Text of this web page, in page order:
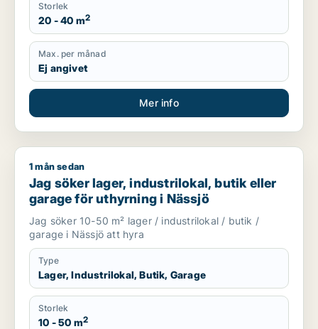
Storlek
20 - 40 m2
Max. per månad
Ej angivet
Mer info
Jag söker lager, industrilokal, butik eller garage för
1 mån sedan
Jag söker lager, industrilokal, butik eller
garage för uthyrning i Nässjö
Jag söker 10-50 m² lager / industrilokal / butik /
garage i Nässjö att hyra
Type
Lager, Industrilokal, Butik, Garage
Storlek
10 - 50 m2